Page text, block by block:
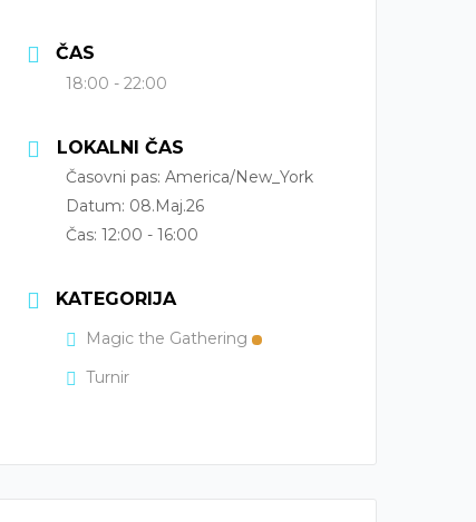
ČAS
18:00 - 22:00
LOKALNI ČAS
Časovni pas:America/New_York
Datum: 08.Maj.26
Čas:12:00 - 16:00
KATEGORIJA
Magic the Gathering
Turnir